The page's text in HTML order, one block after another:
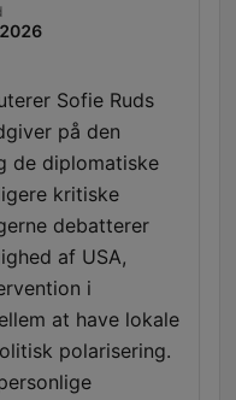
Sofie Ruds
på den
de diplomatiske
kritiske
debatterer
af USA,
i
at have lokale
polarisering.